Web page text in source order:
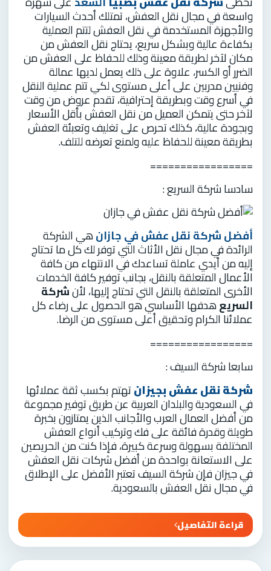
واسعة في مجال نقل العفش، تمتلك أحدث السيارات
والأجهزة المستخدمة في نقل العفش لتتم العملية
بكفاءة عالية وبشكل سريع، يحتاج نقل العفش من
مكان لآخر لطريقة معينة وذلك للحفاظ على العفش من
الضرر أو الكسر، علاوة على ذلك يعمل لديها عمالة
وفنيين مدربين على أعلى مستوى لكي تتم عملية النقل
في أسرع وقت وبطريقة إحترافية، تقدم عروض من وقت
لآخر حتى يتمكن العميل من نقل العفش بأقل الأسعار
وبجودة عالية، كذلك تحرص على تغليف وتعبئة العفش
بطريقة معينة للحفاظ عليه ولمنع تعرضه للتلف.
=================
سادسا شركة السريع :
أفضل شركة نقل عفش في جازانهي الشركة
الرائدة في مجال نقل الأثاث التي توفر لك كل ما تحتاج
إليه من أيدي عاملة تساعدك في الانتهاء من كافة
الأعمال المتعلقة بالنقل، بجانب توفير كافة الخدمات
الأخرى المتعلقة بالنقل التي تحتاج إليها، لأنشركة
السريعهدفها الأساسي هو الحصول على رضاء كل
عملائنا الكرام وتحقيق أعلى مستوى من الرضا.
=================
سابعا شركة السيف :
شركة نقل عفش بجيزانتهتم بكسب ثقة عملائها
في السعودية والبلدان العربية عن طريق توفير مجموعة
من أفضل العمال العرب والأجانب الذين يمتازون بخبرة
طويلة وقدرة فائقة على فك وتركيب أنواع العفش
المختلفة بسهولة وسرعة كبيرة، فإذا كنت من الحريصين
على الاستعانة بواحدة من أفضل شركات نقل العفش
في جيزان فإن شركة السيف تعتبر الأفضل على الإطلاق
في مجال نقل العفش بالسعودية.
قراءة التفاصيل